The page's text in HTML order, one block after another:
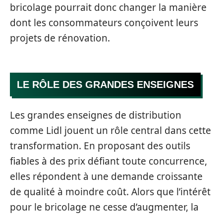
bricolage pourrait donc changer la manière
dont les consommateurs conçoivent leurs
projets de rénovation.
LE RÔLE DES GRANDES ENSEIGNES
Les grandes enseignes de distribution
comme Lidl jouent un rôle central dans cette
transformation. En proposant des outils
fiables à des prix défiant toute concurrence,
elles répondent à une demande croissante
de qualité à moindre coût. Alors que l’intérêt
pour le bricolage ne cesse d’augmenter, la